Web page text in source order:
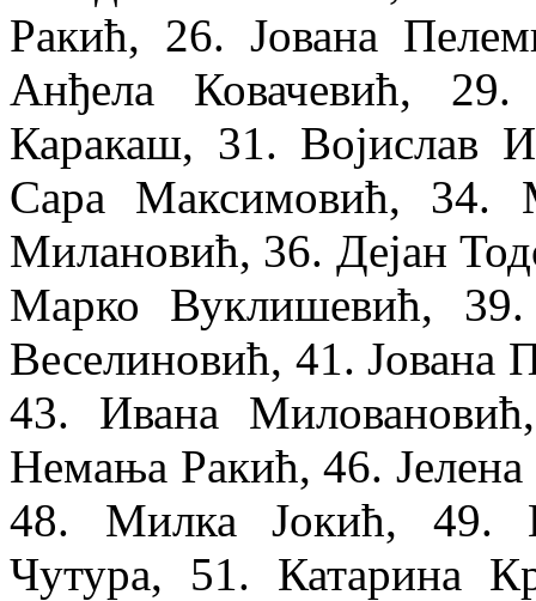
Ракић, 26. Јована
Анђела Ковачевић,
Каракаш, 31. Војислав
Сара Максимовић,
Милановић, 36. Дејан
Марко Вуклишевић,
Веселиновић, 41. Јована
43. Ивана
Немања Ракић, 46.
48. Милка Јокић, 49.
Чутура, 51. Катарина